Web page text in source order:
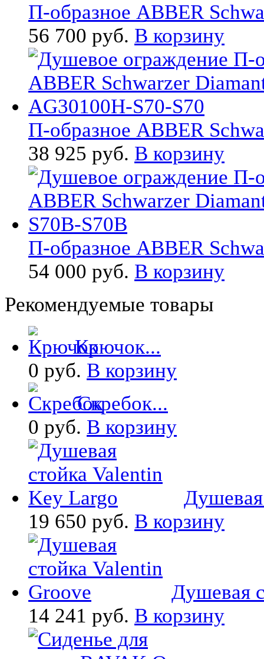
П-образное ABBER
56 700 руб. В корзину
П-образное ABBER
38 925 руб. В корзину
П-образное ABBER
54 000 руб. В корзину
Рекомендуемые товары
Крючок...
0 руб. В корзину
Скребок...
0 руб. В корзину
19 650 руб. В корзину
Душевая
14 241 руб. В корзину